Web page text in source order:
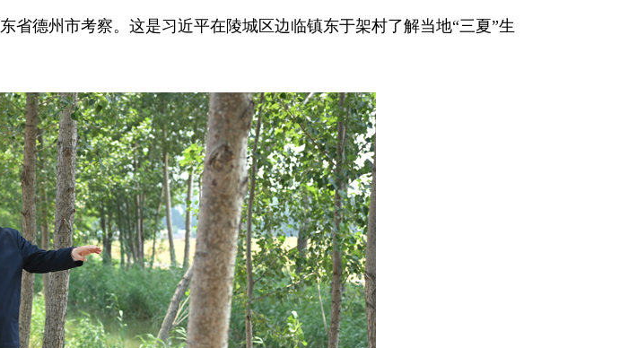
省德州市考察。这是习近平在陵城区边临镇东于架村了解当地“三夏”生